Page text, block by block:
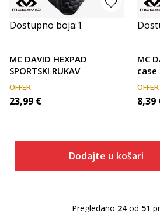
Dostupno boja:1
MC DAVID HEXPAD
SPORTSKI RUKAV
OFFER
23,99 €
Dodajte u košaricu
MC
case
OFFER
8,39
Pregledano 24od 51